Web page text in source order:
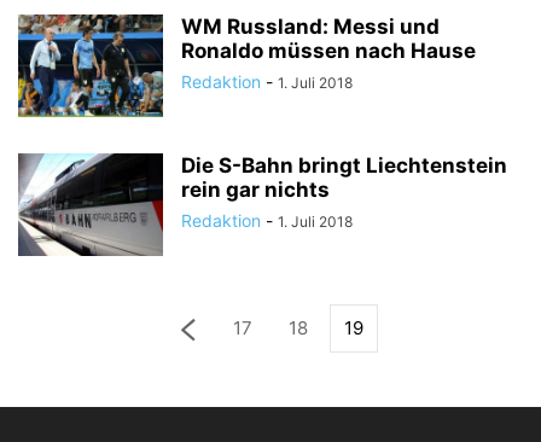
WM Russland: Messi und
Ronaldo müssen nach Hause
Redaktion - 1. Juli 2018
Die S-Bahn bringt Liechtenstein
rein gar nichts
Redaktion - 1. Juli 2018
17 18 19